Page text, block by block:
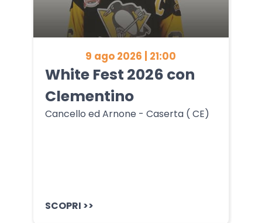
9 ago 2026 | 21:00
White Fest 2026 con
Clementino
Cancello ed Arnone - Caserta ( CE)
SCOPRI >>